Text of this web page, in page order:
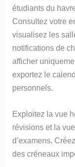
étudiants du
Consultez votre
visualisez les
notifications de
afficher
exportez le
personnels.
Exploitez la vue
révisions et la
d’examens.
des créneaux